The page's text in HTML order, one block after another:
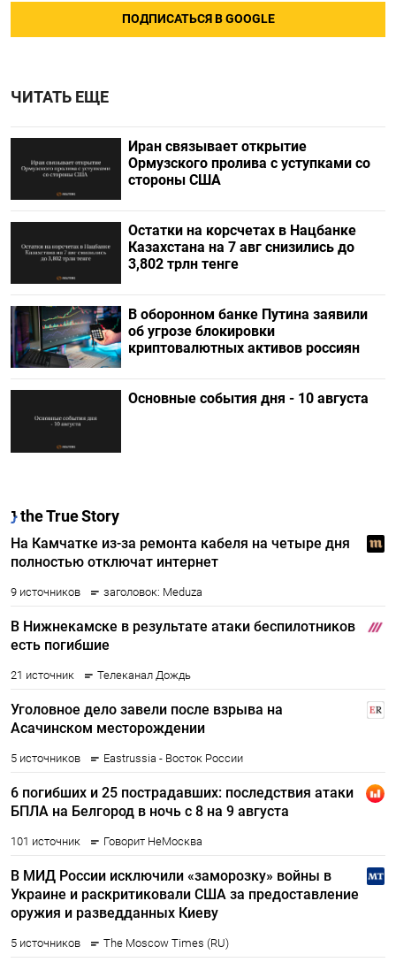
ПОДПИСАТЬСЯ В GOOGLE
ЧИТАТЬ ЕЩЕ
Иран связывает открытие
Ормузского пролива с уступками со
стороны США
Остатки на корсчетах в Нацбанке
Казахстана на 7 авг снизились до
3,802 трлн тенге
В оборонном банке Путина заявили
об угрозе блокировки
криптовалютных активов россиян
Основные события дня - 10 августа